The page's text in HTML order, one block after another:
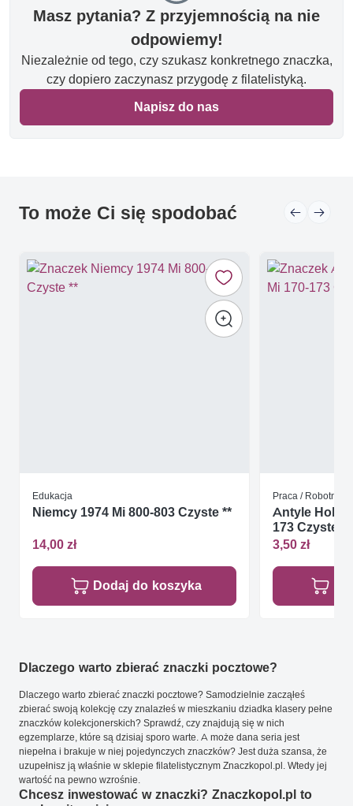
Masz pytania? Z przyjemnością na nie
odpowiemy!
Niezależnie od tego, czy szukasz konkretnego znaczka,
czy dopiero zaczynasz przygodę z filatelistyką.
Napisz do nas
To może Ci się spodobać
Edukacja
Niemcy 1974 Mi 800-803 Czyste **
14,00 zł
Dodaj do koszyka
Praca / Robotnicy
Antyle
173 Czyste **
3,50 zł
Dlaczego warto zbierać znaczki pocztowe?
Dlaczego warto zbierać znaczki pocztowe? Samodzielnie zacząłeś
zbierać swoją kolekcję czy znalazłeś w mieszkaniu dziadka klasery pełne
znaczków kolekcjonerskich? Sprawdź, czy znajdują się w nich
egzemplarze, które są dzisiaj sporo warte. A może dana seria jest
niepełna i brakuje w niej pojedynczych znaczków? Jest duża szansa, że
uzupełnisz ją właśnie w sklepie filatelistycznym Znaczkopol.pl. Wtedy jej
wartość na pewno wzrośnie.
Chcesz inwestować w znaczki? Znaczkopol.pl to